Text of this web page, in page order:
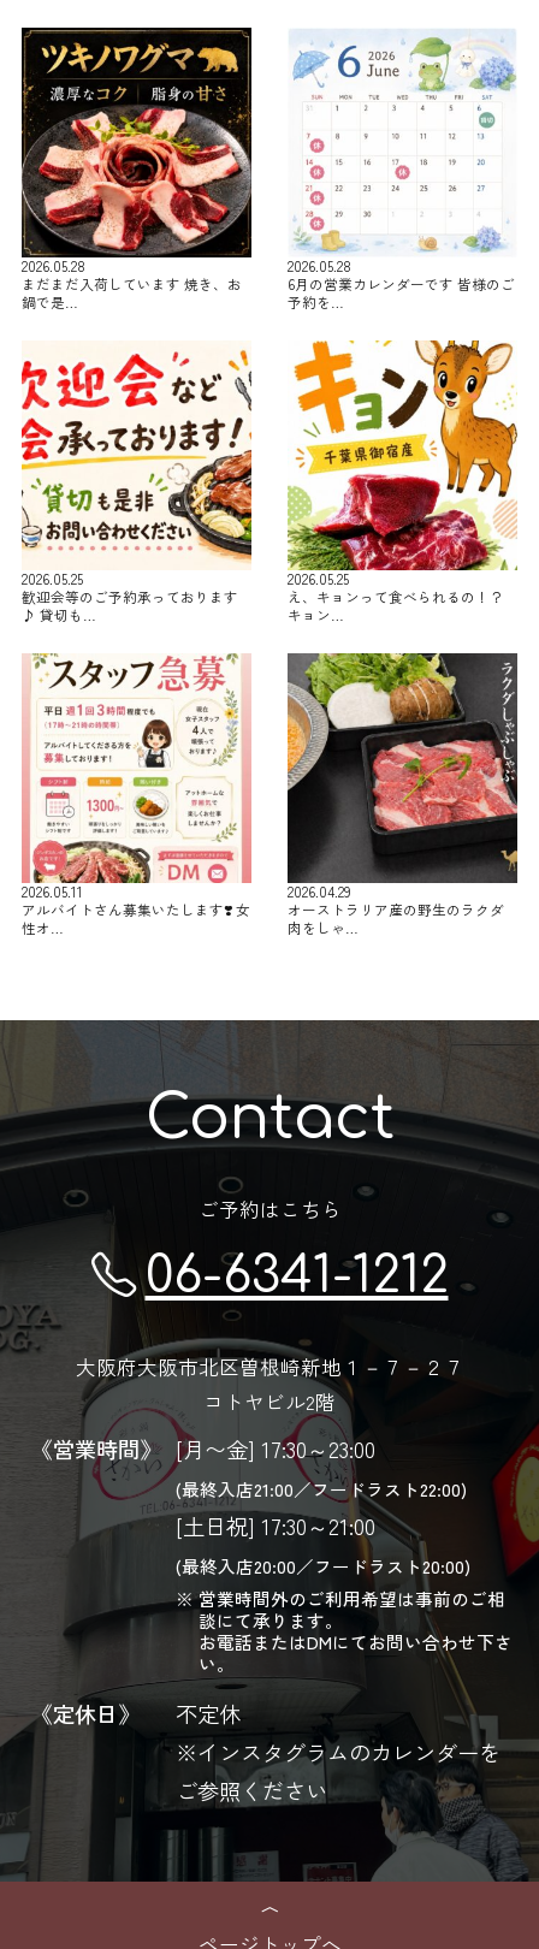
2026.05.28
まだまだ入荷しています 焼き、お
鍋で是…
2026.05.28
6月の営業カレンダーです 皆様のご
予約を…
2026.05.25
歓迎会等のご予約承っております
♪ 貸切も…
2026.05.25
え、キョンって食べられるの！？
キョン…
2026.05.11
アルバイトさん募集いたします❣️ 女
性オ…
2026.04.29
オーストラリア産の野生のラクダ
肉をしゃ…
Contact
ご予約はこちら
06-6341-1212
大阪府大阪市北区曽根崎新地１－７－２７
コトヤビル2階
《営業時間》 [月〜金] 17:30～23:00
(最終入店21:00／フードラスト22:00)
[土日祝] 17:30～21:00
(最終入店20:00／フードラスト20:00)
営業時間外のご利用希望は事前のご相
談にて承ります。
お電話またはDMにてお問い合わせ下さ
い。
《定休日》
不定休
※インスタグラムのカレンダーを
ご参照ください